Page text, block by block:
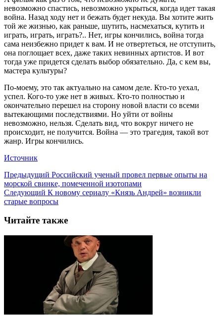
невозможно спастись, невозможно укрыться, когда идет такая
война. Назад ходу нет и бежать будет некуда. Вы хотите жить
той же жизнью, как раньше, шутить, насмехаться, кутить и
играть, играть, играть?.. Нет, игры кончились, война тогда
сама неизбежно придет к вам. И не отвертеться, не отступить,
она поглощает всех, даже таких невинных артистов. И вот
тогда уже придется сделать выбор обязательно. Да, с кем вы,
мастера культуры?
По-моему, это так актуально на самом деле. Кто-то уехал,
успел. Кого-то уже нет в живых. Кто-то полностью и
окончательно перешел на сторону новой власти со всеми
вытекающими последствиями. Но уйти от войны
невозможно, нельзя. Сделать вид, что вокруг ничего не
происходит, не получится. Война — это трагедия, такой вот
жанр. Игры кончились.
Источник
Предыдущий Российский ученый провел первые опыты на
морской свинке, помеченной изотопами
Следующий К новому сериалу «Князь Андрей» возникли
старые вопросы
Читайте также